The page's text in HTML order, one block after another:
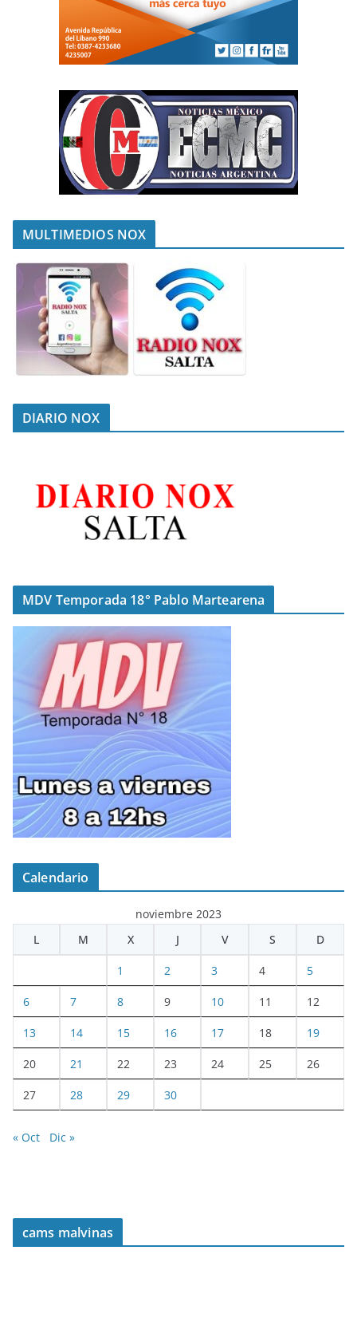
MULTIMEDIOS NOX
DIARIO NOX
MDV Temporada 18° Pablo Martearena
Calendario
noviembre 2023
L
M X J V S D
1 2 3 4 5
6 7 8 9 10 11 12
13 14 15 16 17 18 19
20 21 22 23 24 25 26
27 28 29 30
« Oct Dic »
cams malvinas